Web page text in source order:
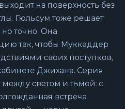
на поверхность без
Гюльсум тоже решает
точно. Она
так, чтобы Муккаддер
своих поступков,
Джихана. Серия
между светом и тьмой: с
встреча